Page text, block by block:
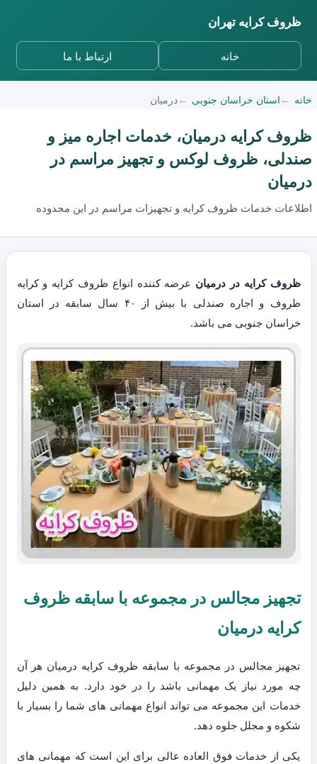
ظروف کرایه تهران
خانه ارتباط با ما
خانه استان خراسان جنوبی درمیان
ظروف کرایه درمیان، خدمات اجاره میز و
صندلی، ظروف لوکس و تجهیز مراسم در
درمیان
اطلاعات خدمات ظروف کرایه و تجهیزات مراسم در این محدوده
ظروف کرایه در درمیان عرضه کننده انواع ظروف کرایه و کرایه
ظروف و اجاره صندلی با بیش از ۴۰ سال سابقه در استان
خراسان جنوبی می باشد.
تجهیز مجالس در مجموعه با سابقه ظروف
کرایه درمیان
تجهیز مجالس در مجموعه با سابقه ظروف کرایه درمیان هر آن
چه مورد نیاز یک مهمانی باشد را در خود دارد. به همین دلیل
خدمات این مجموعه می تواند انواع مهمانی های شما را بسیار با
شکوه و مجلل جلوه دهد.
یکی از خدمات فوق العاده عالی برای این است که مهمانی های